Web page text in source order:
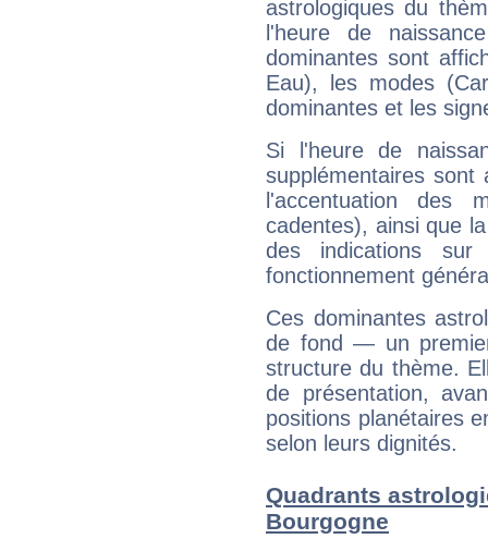
astrologiques du
l'heure de
dominantes sont
Eau), les modes
dominantes et les
Si l'heure de
supplémentaires sont
l'accentuation des
cadentes), ainsi que
des indications sur
fonctionnement
Ces dominantes
de fond — un
structure du thème.
de présentation,
positions planétaires
selon leurs dignités.
Quadrants
Bourgogne